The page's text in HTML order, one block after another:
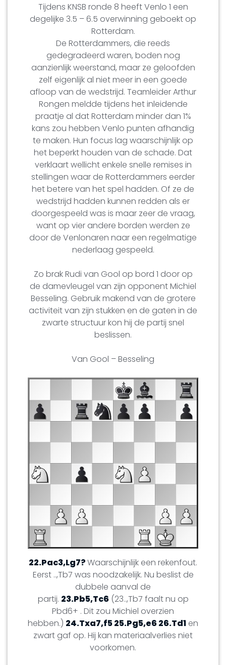
Tijdens KNSB ronde 8 heeft Venlo 1 een
degelijke 3.5 – 6.5 overwinning geboekt op
Rotterdam.
De Rotterdammers, die reeds
gedegradeerd waren, boden nog
aanzienlijk weerstand, maar ze geloofden
zelf eigenlijk al niet meer in een goede
afloop van de wedstrijd. Teamleider Arthur
Rongen meldde tijdens het inleidende
praatje al dat Rotterdam minder dan 1%
kans zou hebben Venlo punten afhandig
te maken. Hun focus lag waarschijnlijk op
het beperkt houden van de schade. Dat
verklaart wellicht enkele snelle remises in
stellingen waar de Rotterdammers eerder
het betere van het spel hadden. Of ze de
wedstrijd hadden kunnen redden als er
doorgespeeld was is maar zeer de vraag,
want op vier andere borden werden ze
door de Venlonaren naar een regelmatige
nederlaag gespeeld.
Zo brak Rudi van Gool op bord 1 door op
de damevleugel van zijn opponent Michiel
Besseling. Gebruik makend van de grotere
activiteit van zijn stukken en de gaten in de
zwarte structuur kon hij de partij snel
beslissen.
Van Gool – Besseling
22.Pac3,Lg7?Waarschijnlijk een rekenfout.
Eerst ..,Tb7 was noodzakelijk. Nu beslist de
dubbele aanval de
partij. 23.Pb5,Tc6(23..,Tb7 faalt nu op
Pbd6+ . Dit zou Michiel overzien
hebben.) 24.Txa7,f5 25.Pg5,e6 26.Td1 en
zwart gaf op. Hij kan materiaalverlies niet
voorkomen.